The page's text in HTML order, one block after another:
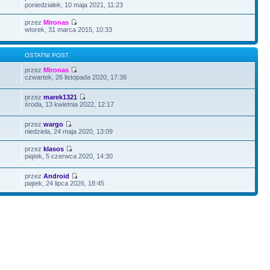
poniedziałek, 10 maja 2021, 11:23
przezMironas
wtorek, 31 marca 2015, 10:33
OSTATNI POST
przezMironas
czwartek, 26 listopada 2020, 17:38
przezmarek1321
środa, 13 kwietnia 2022, 12:17
przezwargo
niedziela, 24 maja 2020, 13:09
przezklasos
piątek, 5 czerwca 2020, 14:30
przezAndroid
piątek, 24 lipca 2026, 18:45